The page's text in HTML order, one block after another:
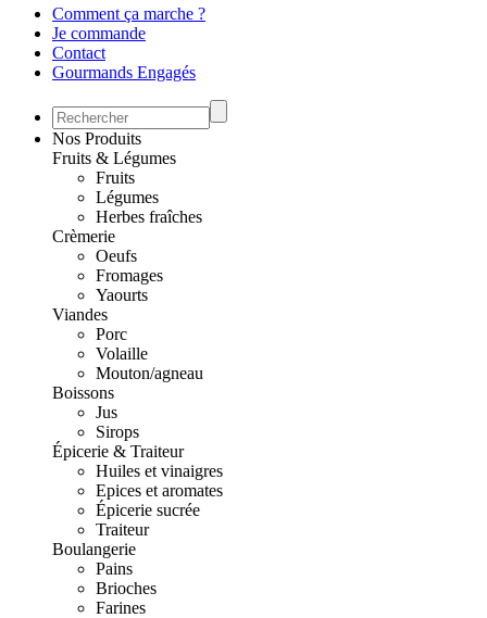
Comment ça marche ?
Je commande
Contact
Gourmands Engagés
Nos Produits
Fruits & Légumes
Fruits
Légumes
Herbes fraîches
Crèmerie
Oeufs
Fromages
Yaourts
Viandes
Porc
Volaille
Mouton/agneau
Boissons
Jus
Sirops
Épicerie & Traiteur
Huiles et vinaigres
Epices et aromates
Épicerie sucrée
Traiteur
Boulangerie
Pains
Brioches
Farines